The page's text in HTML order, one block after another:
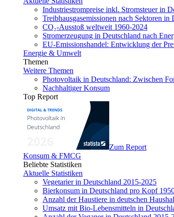
Industriestrompreise inkl. Stromsteuer in
Treibhausgasemissionen nach Sektoren
CO₂-Ausstoß weltweit 1960-2024
Stromerzeugung in Deutschland nach
EU-Emissionshandel: Entwicklung der
Energie & Umwelt
Themen
Weitere Themen
Photovoltaik in Deutschland: Zwischen
Nachhaltiger Konsum
Top Report
Zum Report
Konsum & FMCG
Beliebte Statistiken
Aktuelle Statistiken
Vegetarier in Deutschland 2015-2025
Bierkonsum in Deutschland pro Kopf
Anzahl der Haustiere in deutschen
Umsatz mit Bio-Lebensmitteln in